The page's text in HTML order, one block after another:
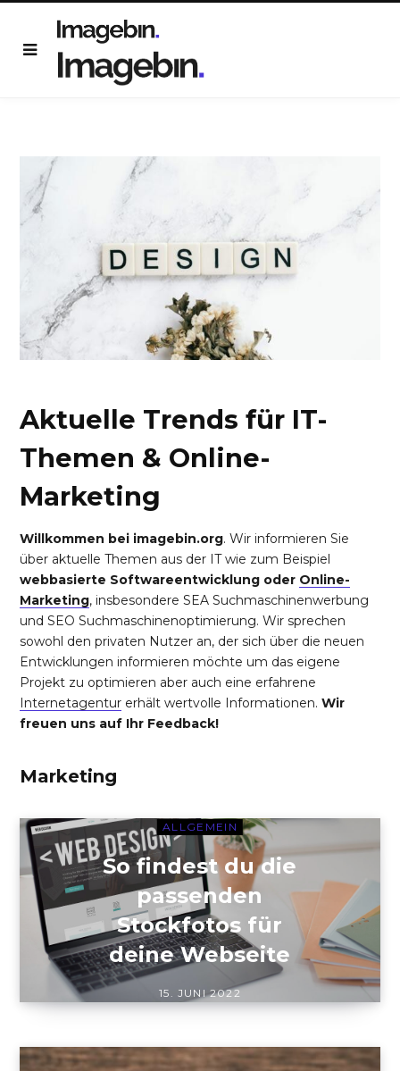
Aktuelle Trends für IT-
Themen & Online-
Marketing
Willkommen bei imagebin.org. Wir informieren Sie
über aktuelle Themen aus der IT wie zum Beispiel
webbasierte Softwareentwicklung oder Online-
Marketing, insbesondere SEA Suchmaschinenwerbung
und SEO Suchmaschinenoptimierung. Wir sprechen
sowohl den privaten Nutzer an, der sich über die neuen
Entwicklungen informieren möchte um das eigene
Projekt zu optimieren aber auch eine erfahrene
Internetagentur erhält wertvolle Informationen. Wir
freuen uns auf Ihr Feedback!
Marketing
ALLGEMEIN
So findest du die
passenden
Stockfotos für
deine Webseite
15. JUNI 2022